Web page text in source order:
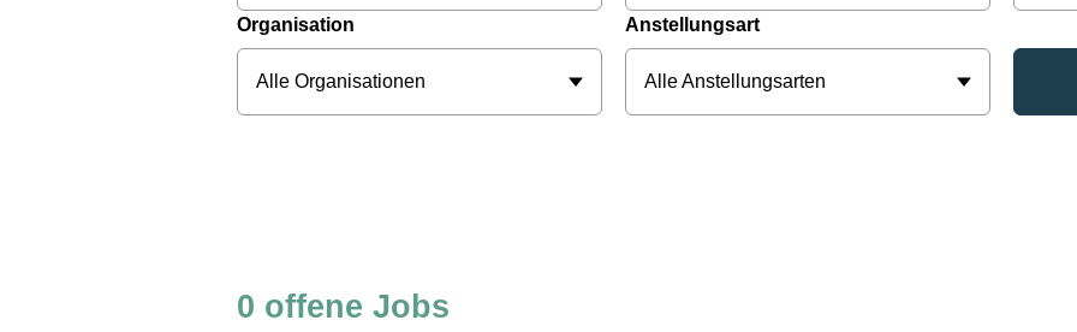
Organisation
Alle Organisationen
Anstellungsart
Alle Anstellungsarten
0 offene Jobs